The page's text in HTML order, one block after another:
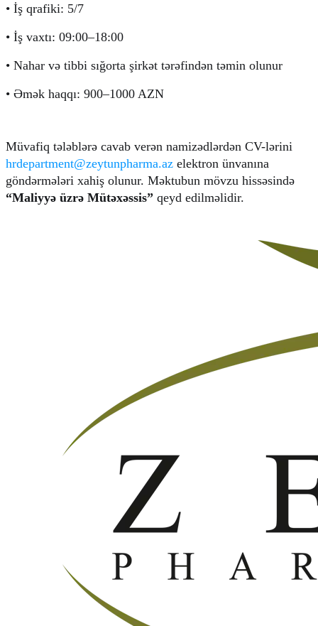
• İş qrafiki: 5/7
• İş vaxtı: 09:00–18:00
• Nahar və tibbi sığorta şirkət tərəfindən təmin olunur
• Əmək haqqı: 900–1000 AZN
hrdepartment@zeytunpharma.az elektron ünvanına
“Maliyyə üzrə Mütəxəssis” qeyd edilməlidir.